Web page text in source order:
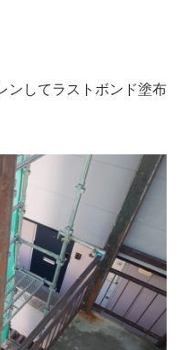
ンしてラストボンド塗布